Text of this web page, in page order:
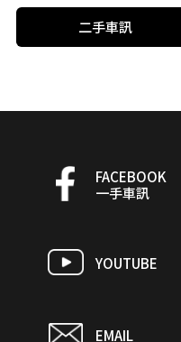
二手車訊
FACEBOOK
一手車訊
YOUTUBE
EMAIL